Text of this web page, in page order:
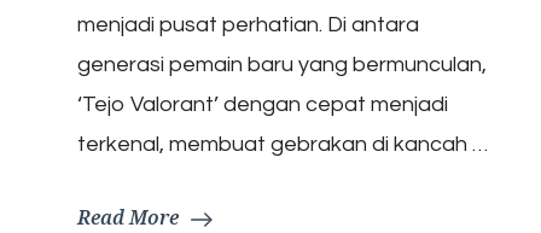
menjadi pusat perhatian. Di antara
generasi pemain baru yang bermunculan,
‘Tejo Valorant’ dengan cepat menjadi
terkenal, membuat gebrakan di kancah …
Read More